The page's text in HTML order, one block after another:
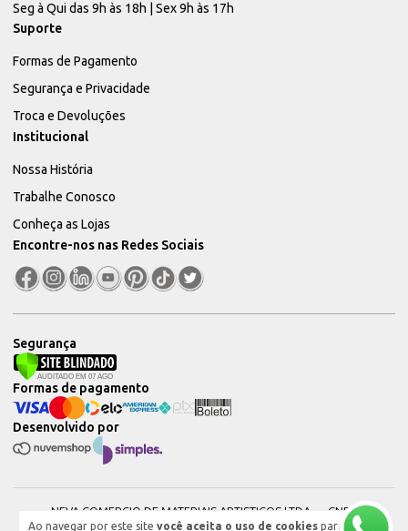
Ao navegar por este site você aceita o uso de cookies para
Seg à Qui das 9h às 18h | Sex 9h às 17h
Suporte
Formas de Pagamento
Segurança e Privacidade
Troca e Devoluções
Institucional
Nossa História
Trabalhe Conosco
Conheça as Lojas
Encontre-nos nas Redes Sociais
Segurança
Desenvolvido por
Formas de pagamento
NEVA COMERCIO DE MATERIAIS ARTISTICOS LTDA — CNPJ: